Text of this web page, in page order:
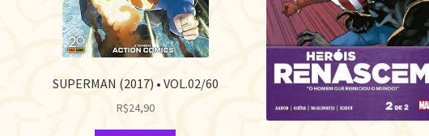
SUPERMAN (2017) • VOL.02/60
R$24,90